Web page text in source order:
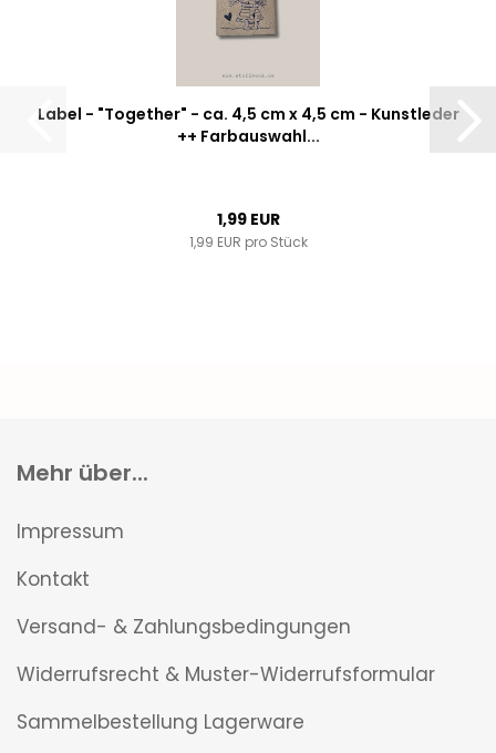
Label - "Together" - ca. 4,5 cm x 4,5 cm - Kunstleder
++ Farbauswahl...
1,99 EUR
1,99 EUR pro Stück
Mehr über...
Impressum
Kontakt
Versand- & Zahlungsbedingungen
Widerrufsrecht & Muster-Widerrufsformular
Sammelbestellung Lagerware